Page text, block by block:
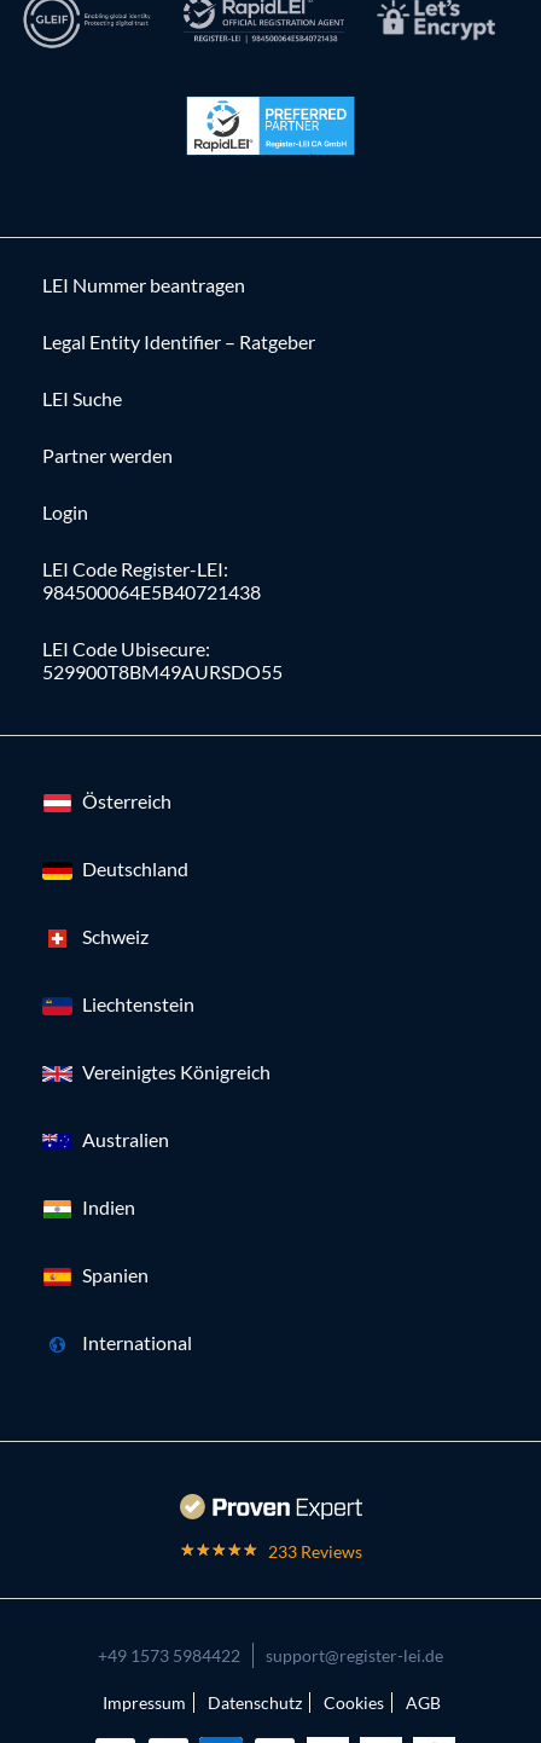
LEI Nummer beantragen
Legal Entity Identifier – Ratgeber
LEI Suche
Partner werden
Login
LEI Code Register-LEI:
984500064E5B40721438
LEI Code Ubisecure:
529900T8BM49AURSDO55
Österreich
Deutschland
Schweiz
Liechtenstein
Vereinigtes Königreich
Australien
Indien
Spanien
International
233 Reviews
+49 1573 5984422 support@register-lei.de
Impressum Datenschutz Cookies AGB